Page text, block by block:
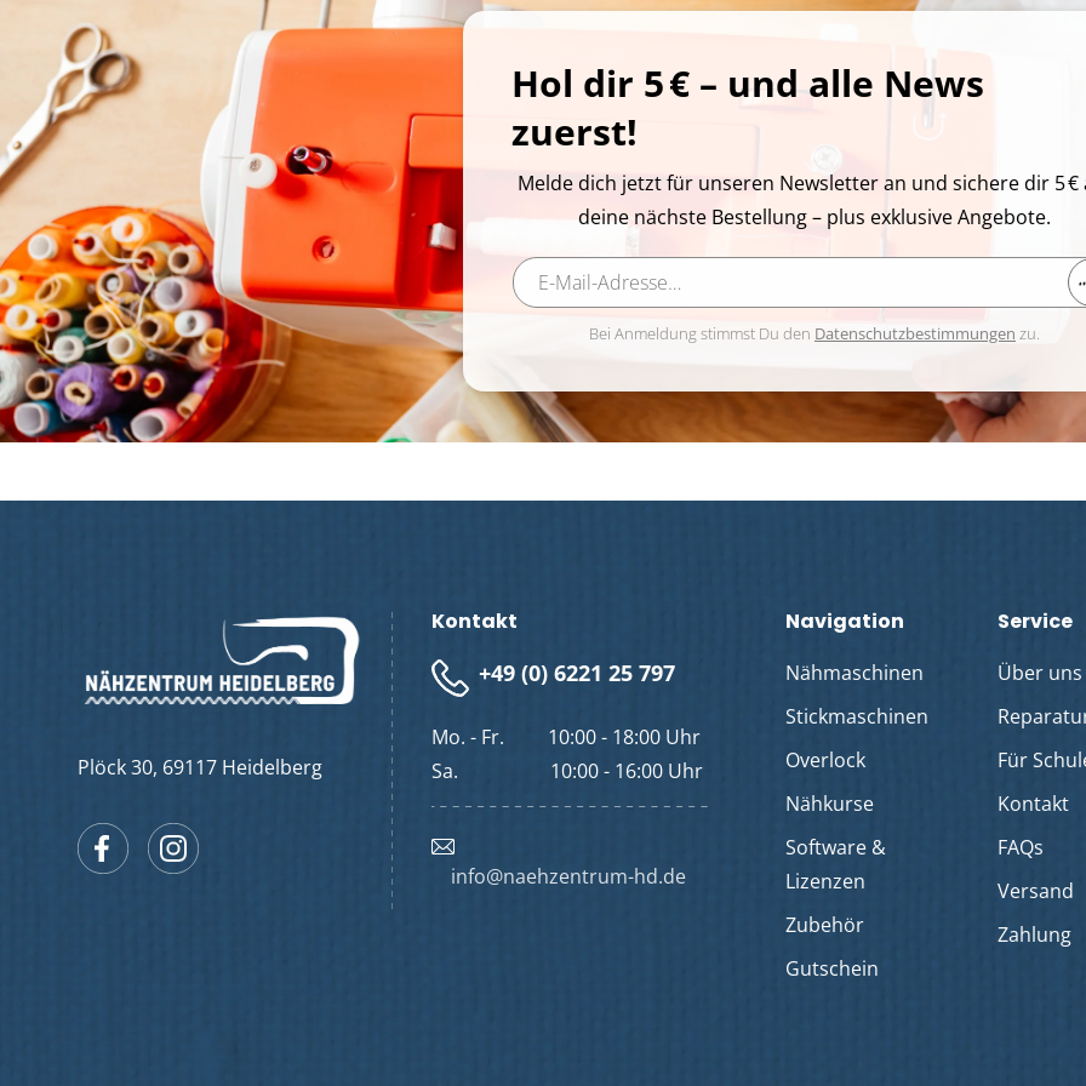
Hol dir 5 € – und alle News
zuerst!
Melde dich jetzt für unseren Newsletter an und sichere dir 5 €
deine nächste Bestellung – plus exklusive Angebote.
Bei Anmeldung stimmst Du den Datenschutzbestimmungen zu.
Plöck 30, 69117 Heidelberg
FacebookInstagram
Kontakt
+49 (0) 6221 25 797
Mo. - Fr.
10:00 - 18:00 Uhr
Sa.
10:00 - 16:00 Uhr
info@naehzentrum-hd.de
Navigation
Nähmaschinen
Stickmaschinen
Overlock
Nähkurse
Software &
Lizenzen
Zubehör
Gutschein
Service
Über uns
Für
Kontakt
FAQs
Versand
Zahlung